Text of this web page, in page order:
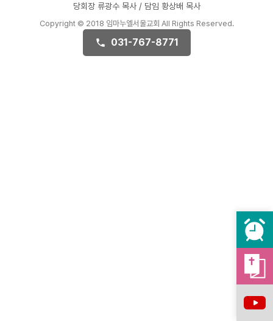
당회장 류광수 목사 / 담임 황상배 목사
Copyright © 2018 임마누엘서울교회 All Rights Reserved.
031-767-8771